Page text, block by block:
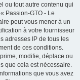
ou tout autre contenu qui
Passion-GTO - Le
peut vous mener à un
à votre fournisseur
adresses IP de tous les
de ces conditions.
modifie, déplace ou
que cela est nécessaire.
que vous avez